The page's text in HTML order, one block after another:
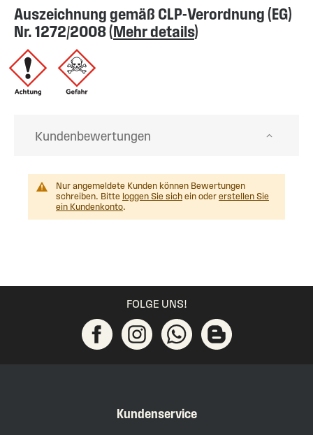
Auszeichnung gemäß CLP-Verordnung (EG)
Nr. 1272/2008 (Mehr details)
Kundenbewertungen
Nur angemeldete Kunden können Bewertungen
schreiben. Bitte loggen Sie sich ein oder erstellen Sie
ein Kundenkonto.
FOLGE UNS!
Kundenservice